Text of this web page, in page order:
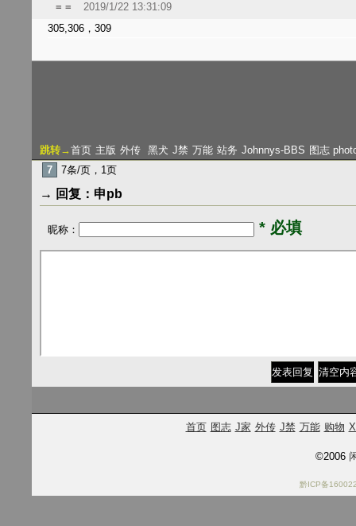
= =
2019/1/22 13:31:09
305,306，309
跳转→首页 主版 外传 黑犬 J禁 万能 站务 Johnnys-BBS 图志
7
7条/页，1页
→ 回复：申pb
昵称： * 必填
清空内
首页 图志 J家 外传 J禁 万能 购物
©2006
黔ICP备